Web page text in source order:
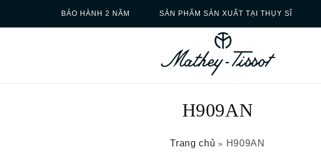
BẢO HÀNH 2 NĂM SẢN PHẨM SẢN XUẤT TẠI THỤY SĨ
H909AN
Trang chủ » H909AN